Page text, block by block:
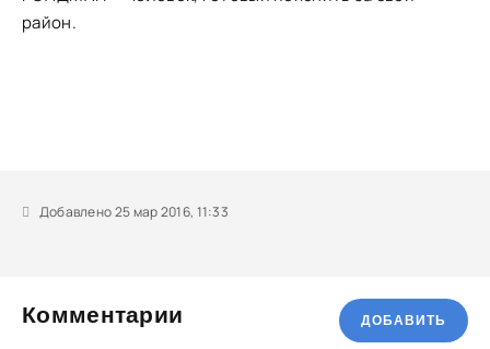
район.
Добавлено 25 мар 2016, 11:33
Комментарии ДОБАВИТЬ